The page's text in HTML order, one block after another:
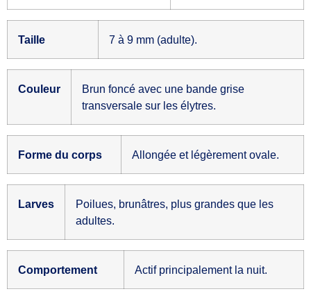
Taille 7 à 9 mm (adulte).
Couleur
Brun foncé avec une bande grise
transversale sur les élytres.
Forme du corps Allongée et légèrement ovale.
Larves
Poilues, brunâtres, plus grandes que les
adultes.
Comportement Actif principalement la nuit.